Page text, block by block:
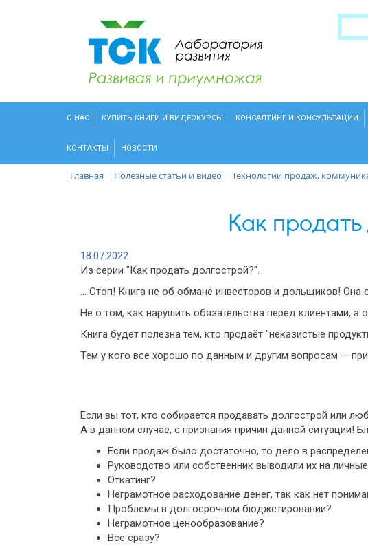
О НАС КУПИТЬ КНИГИ И ВИДЕОКУРСЫ КОНСАЛТИНГ И КОНСУЛЬТАЦИИ
КОНТАКТЫ НОВОСТИ
Главная Полезные статьи и видео Технологии продаж,
Как
18.07.2022
Из серии "Как продать долгострой?".
… Стоп! Книга не об обмане инвесторов и дольщиков!
Не о том, как нарушить обязательства перед клиентами, а
Книга будет полезна тем, кто продаёт "неказистые
Тем у кого все хорошо по данным и другим вопросам —
Если вы тот, кто собирается продавать долгострой или
А в данном случае, с признания причин данной ситуации!
Если продаж было достаточно, то дело в
Руководство или собственник выводили их на
Откатинг?
Неграмотное расходование денег, так как нет
Проблемы в долгосрочном бюджетировании?
Неграмотное ценообразование?
Всё сразу?